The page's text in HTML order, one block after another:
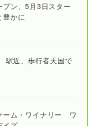
プン、5月3日スター
かに
駅近、歩行者天国で
ーム・ワイナリー ワ